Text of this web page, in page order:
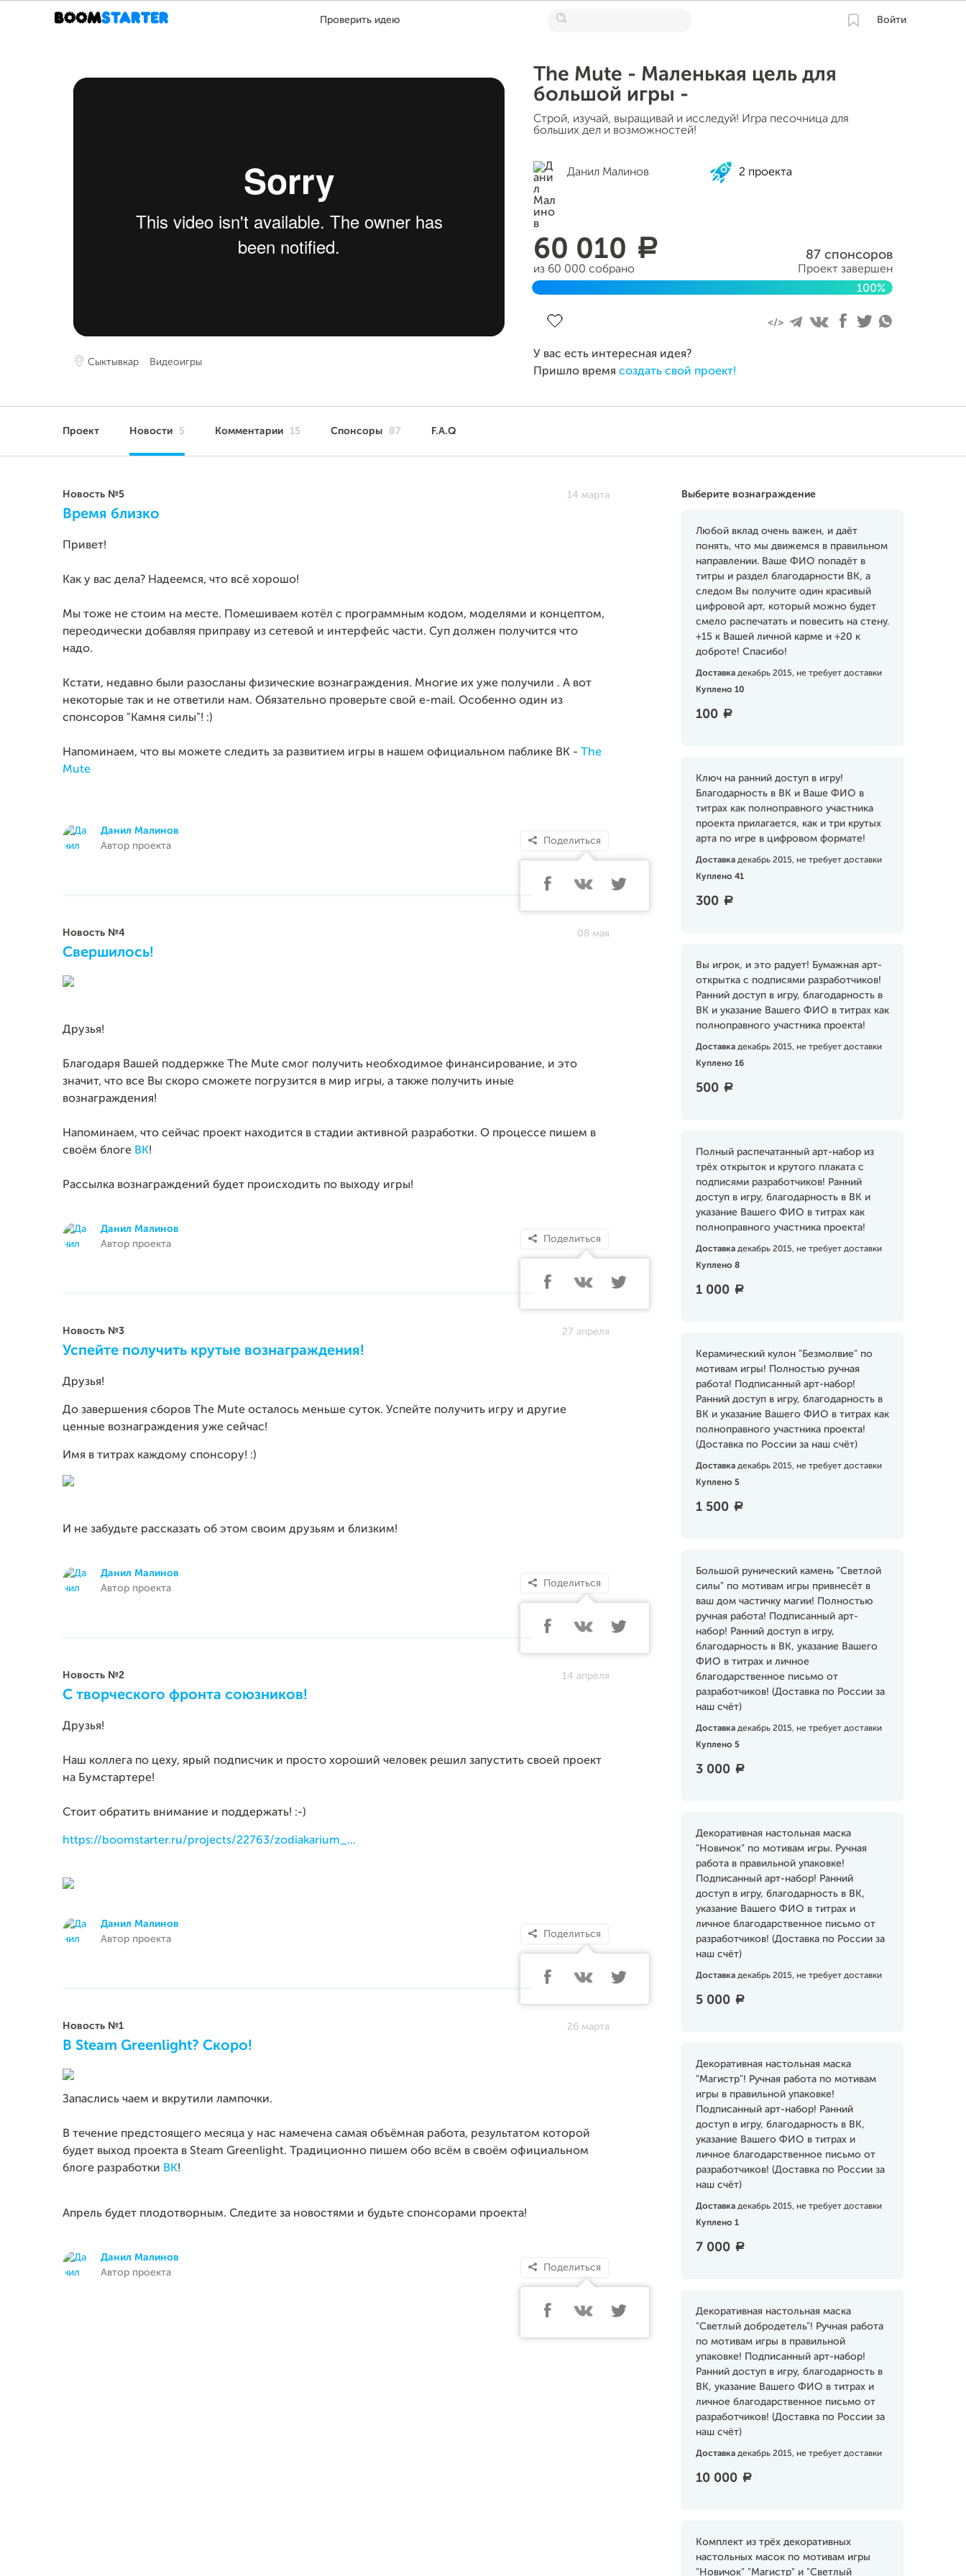
Проверить идею Войти
Сыктывкар Видеоигры
The Mute - Маленькая цель для
большой игры -
Строй, изучай, выращивай и исследуй! Игра песочница для
больших дел и возможностей!
Данил Малинов 2 проекта
60 010 a
из 60 000 собрано
87 спонсоров
Проект завершен
100%
У вас есть интересная идея?
Пришло время создать свой проект!
Проект Новости 5 Комментарии 15 Спонсоры 87 F.A.Q
Выберите вознаграждение
Любой вклад очень важен, и даёт
понять, что мы движемся в правильном
направлении. Ваше ФИО попадёт в
титры и раздел благодарности ВК, а
следом Вы получите один красивый
цифровой арт, который можно будет
смело распечатать и повесить на стену.
+15 к Вашей личной карме и +20 к
доброте! Спасибо!
Доставка декабрь 2015, не требует доставки
Куплено 10
100 a
Ключ на ранний доступ в игру!
Благодарность в ВК и Ваше ФИО в
титрах как полноправного участника
проекта прилагается, как и три крутых
арта по игре в цифровом формате!
Доставка декабрь 2015, не требует доставки
Куплено 41
300 a
Вы игрок, и это радует! Бумажная арт-
открытка с подписями разработчиков!
Ранний доступ в игру, благодарность в
ВК и указание Вашего ФИО в титрах как
полноправного участника проекта!
Доставка декабрь 2015, не требует доставки
Куплено 16
500 a
Полный распечатанный арт-набор из
трёх открыток и крутого плаката с
подписями разработчиков! Ранний
доступ в игру, благодарность в ВК и
указание Вашего ФИО в титрах как
полноправного участника проекта!
Доставка декабрь 2015, не требует доставки
Куплено 8
1 000 a
Керамический кулон "Безмолвие" по
мотивам игры! Полностью ручная
работа! Подписанный арт-набор!
Ранний доступ в игру, благодарность в
ВК и указание Вашего ФИО в титрах как
полноправного участника проекта!
(Доставка по России за наш счёт)
Доставка декабрь 2015, не требует доставки
Куплено 5
1 500 a
Большой рунический камень "Светлой
силы" по мотивам игры привнесёт в
ваш дом частичку магии! Полностью
ручная работа! Подписанный арт-
набор! Ранний доступ в игру,
благодарность в ВК, указание Вашего
ФИО в титрах и личное
благодарственное письмо от
разработчиков! (Доставка по России за
наш счёт)
Доставка декабрь 2015, не требует доставки
Куплено 5
3 000 a
Декоративная настольная маска
"Новичок" по мотивам игры. Ручная
работа в правильной упаковке!
Подписанный арт-набор! Ранний
доступ в игру, благодарность в ВК,
указание Вашего ФИО в титрах и
личное благодарственное письмо от
разработчиков! (Доставка по России за
наш счёт)
Доставка декабрь 2015, не требует доставки
5 000 a
Декоративная настольная маска
"Магистр"! Ручная работа по мотивам
игры в правильной упаковке!
Подписанный арт-набор! Ранний
доступ в игру, благодарность в ВК,
указание Вашего ФИО в титрах и
личное благодарственное письмо от
разработчиков! (Доставка по России за
наш счёт)
Доставка декабрь 2015, не требует доставки
Куплено 1
7 000 a
Декоративная настольная маска
"Светлый добродетель"! Ручная работа
по мотивам игры в правильной
упаковке! Подписанный арт-набор!
Ранний доступ в игру, благодарность в
ВК, указание Вашего ФИО в титрах и
личное благодарственное письмо от
разработчиков! (Доставка по России за
наш счёт)
Доставка декабрь 2015, не требует доставки
10 000 a
Комплект из трёх декоративных
настольных масок по мотивам игры
"Новичок" "Магистр" и "Светлый
Новость №5 14 марта
Время близко
Привет!
Как у вас дела? Надеемся, что всё хорошо!
Мы тоже не стоим на месте. Помешиваем котёл с программным кодом, моделями и концептом,
переодически добавляя приправу из сетевой и интерфейс части. Суп должен получится что
надо.
Кстати, недавно были разосланы физические вознаграждения. Многие их уже получили . А вот
некоторые так и не ответили нам. Обязательно проверьте свой e-mail. Особенно один из
спонсоров "Камня силы"! :)
Напоминаем, что вы можете следить за развитием игры в нашем официальном паблике ВК -
The
Mute
Данил Малинов
Автор проекта
Поделиться
Новость №4 08 мая
Свершилось!
Друзья!
Благодаря Вашей поддержке The Mute смог получить необходимое финансирование, и это
значит, что все Вы скоро сможете погрузится в мир игры, а также получить иные
вознаграждения!
Напоминаем, что сейчас проект находится в стадии активной разработки. О процессе пишем в
своём блоге ВК!
Рассылка вознаграждений будет происходить по выходу игры!
Данил Малинов
Автор проекта
Поделиться
Новость №3 27 апреля
Успейте получить крутые вознаграждения!
Друзья!
До завершения сборов The Mute осталось меньше суток. Успейте получить игру и другие
ценные вознаграждения уже сейчас!
Имя в титрах каждому спонсору! :)
И не забудьте рассказать об этом своим друзьям и близким!
Данил Малинов
Автор проекта
Поделиться
Новость №2 14 апреля
С творческого фронта союзников!
Друзья!
Наш коллега по цеху, ярый подписчик и просто хороший человек решил запустить своей проект
на Бумстартере!
Стоит обратить внимание и поддержать! :-)
https://boomstarter.ru/projects/22763/zodiakarium_...
Данил Малинов
Автор проекта
Поделиться
Новость №1 26 марта
В Steam Greenlight? Скоро!
Запаслись чаем и вкрутили лампочки.
В течение предстоящего месяца у нас намечена самая объёмная работа, результатом которой
будет выход проекта в Steam Greenlight. Традиционно пишем обо всём в своём официальном
блоге разработки ВК!
Апрель будет плодотворным. Следите за новостями и будьте спонсорами проекта!
Данил Малинов
Автор проекта
Поделиться